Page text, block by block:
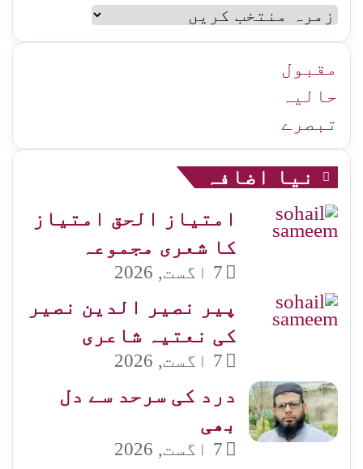
سلام
اردو
زمرہ
جات
مقبول
حالیہ
تبصرے
نیا اضافہ
امتیاز الحق امتیاز
کا شعری مجموعہ
7 اگست, 2026
پیر نصیر الدین نصیر
کی نعتیہ شاعری
7 اگست, 2026
درد کی سرحد سے دل
بھی
7 اگست, 2026